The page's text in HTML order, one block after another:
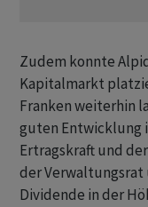
Zudem konnte
Kapitalmarkt
Franken weiterhin
guten Entwicklung
Ertragskraft und
der
Dividende in der